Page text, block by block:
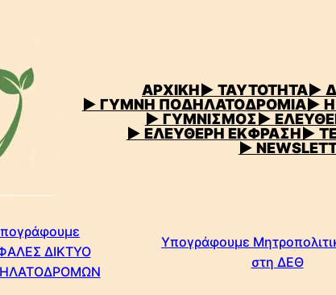
ΑΡΧΙΚΗ▶ ΤΑΥΤΟΤΗΤΑ▶
▶ ΓΥΜΝΗ ΠΟΔΗΛΑΤΟΔΡΟΜΙΑ▶
▶ ΓΥΜΝΙΣΜΟΣ▶
▶ ΕΛΕΥΘΕΡΗ ΕΚΦΡΑΣΗ▶
▶
ΔΙΚΤΥΟ
Υπογράφουμε
στη ΔΕΘ